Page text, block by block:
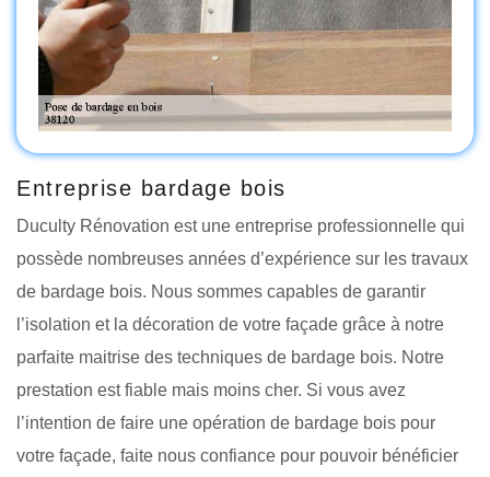
Entreprise bardage bois
Duculty Rénovation est une entreprise professionnelle qui
possède nombreuses années d’expérience sur les travaux
de bardage bois. Nous sommes capables de garantir
l’isolation et la décoration de votre façade grâce à notre
parfaite maitrise des techniques de bardage bois. Notre
prestation est fiable mais moins cher. Si vous avez
l’intention de faire une opération de bardage bois pour
votre façade, faite nous confiance pour pouvoir bénéficier